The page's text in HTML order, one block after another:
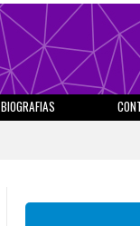
BIOGRAFIAS